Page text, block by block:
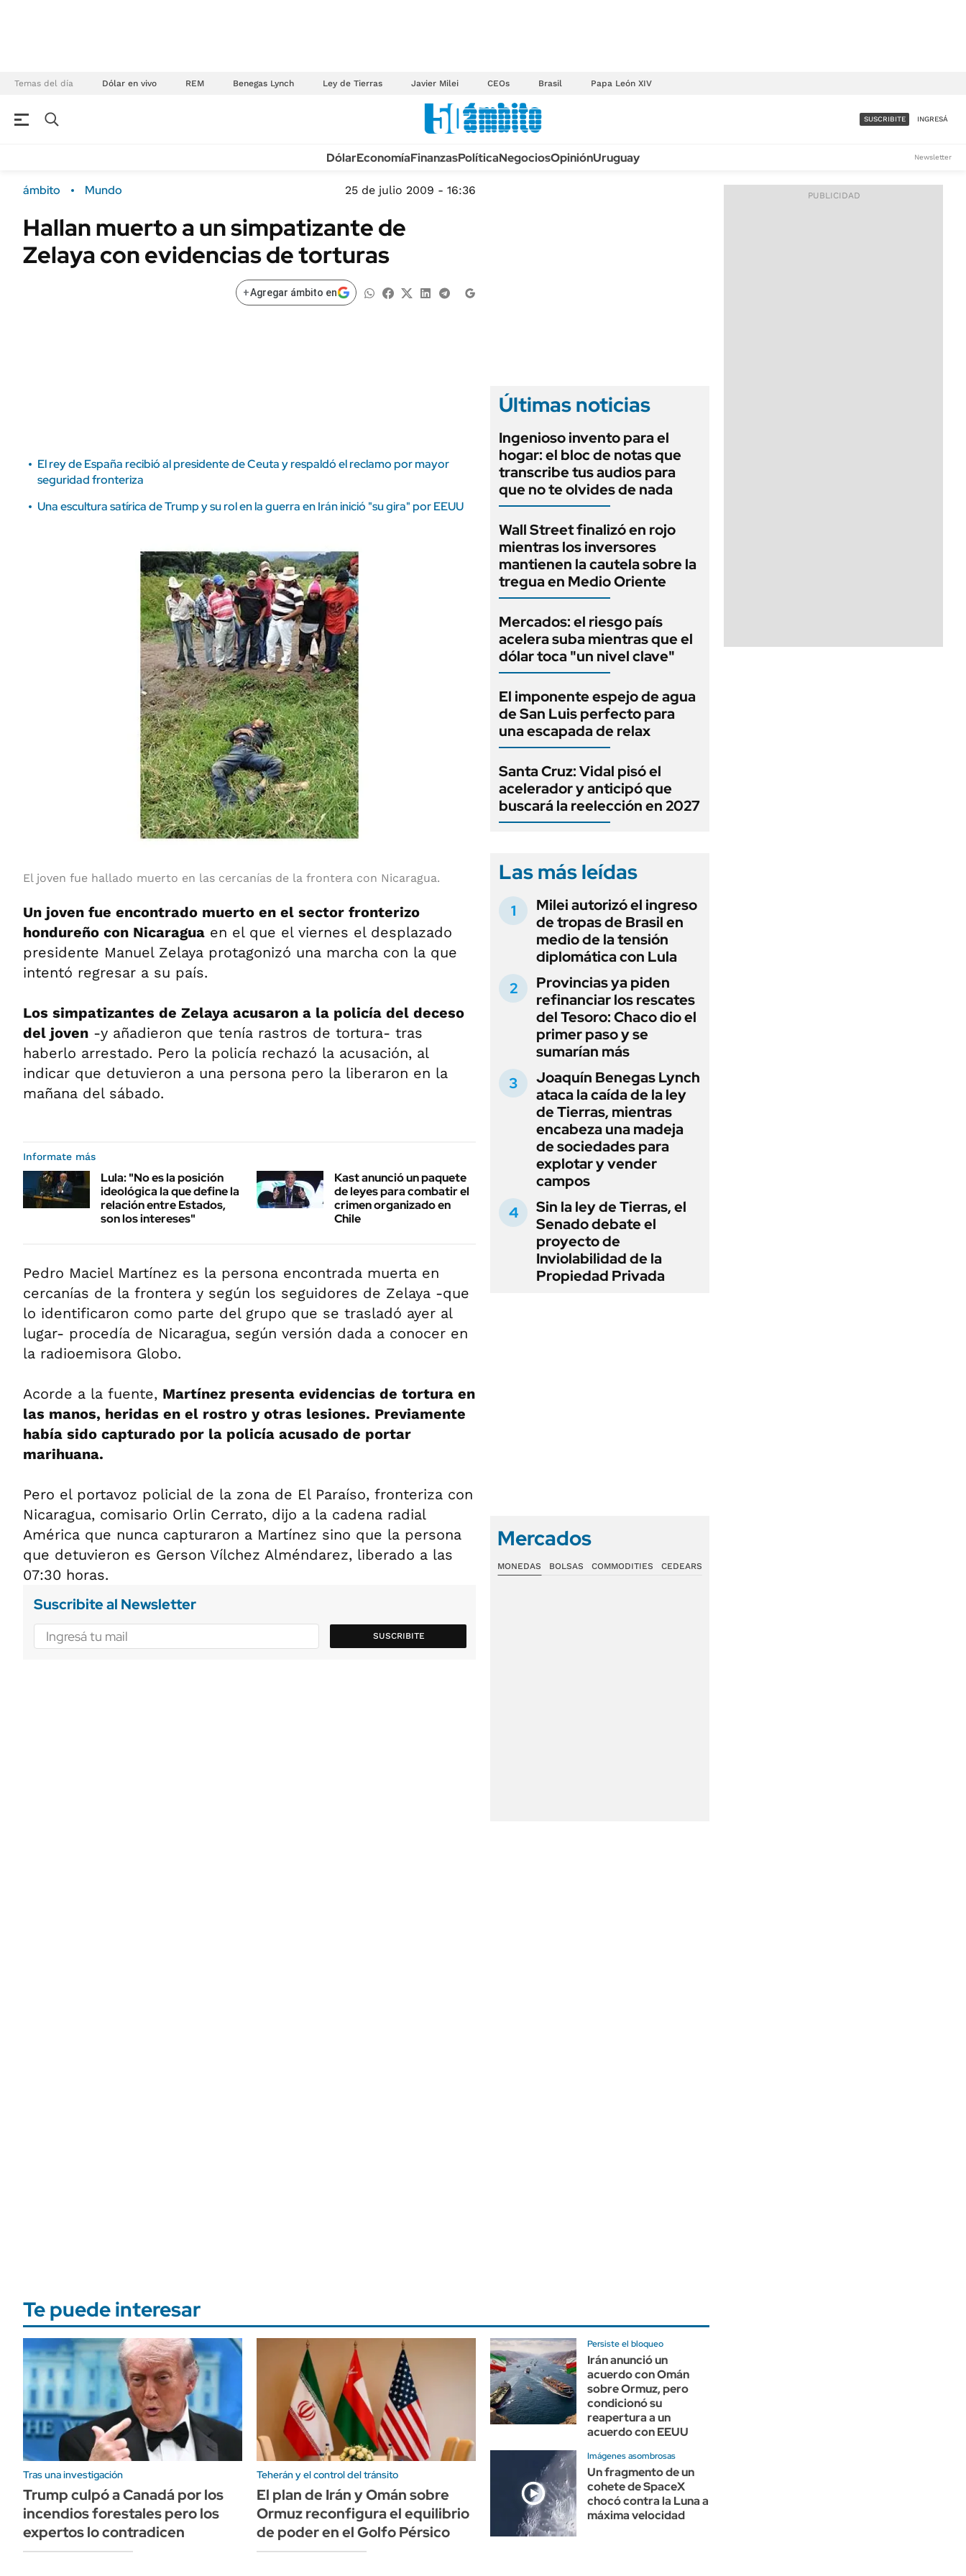
Temas del día Dólar en vivo REM Benegas Lynch Ley de Tierras Javier Milei CEOs Brasil Papa León XIV
Campo
FINANZAS
Sustentabilidad
Seguros
POLÍTICA
TECNOLOGÍA
MÉXICO
MUNDO
INFORMACIÓN GENERAL
ACCESO FULL - $1.800/MES
SUSCRIBITE INGRESÁ
DólarEconomíaFinanzasPolíticaNegociosOpiniónUruguay Newsletter
ámbito Mundo 25 de julio 2009 - 16:36
Hallan muerto a un simpatizante de
Zelaya con evidencias de torturas
+Agregar ámbito en
El rey de España recibió al presidente de Ceuta y respaldó el reclamo por mayor
seguridad fronteriza
Una escultura satírica de Trump y su rol en la guerra en Irán inició "su gira" por EEUU
El joven fue hallado muerto en las cercanías de la frontera con Nicaragua.
Un joven fue encontrado muerto en el sector fronterizo
hondureño con Nicaragua en el que el viernes el desplazado
presidente Manuel Zelaya protagonizó una marcha con la que
intentó regresar a su país.
Los simpatizantes de Zelaya acusaron a la policía del deceso
del joven -y añadieron que tenía rastros de tortura- tras
haberlo arrestado. Pero la policía rechazó la acusación, al
indicar que detuvieron a una persona pero la liberaron en la
mañana del sábado.
Informate más
Lula: "No es la posición
ideológica la que define la
relación entre Estados,
son los intereses"
Kast anunció un paquete
de leyes para combatir el
crimen organizado en
Chile
Pedro Maciel Martínez es la persona encontrada muerta en
cercanías de la frontera y según los seguidores de Zelaya -que
lo identificaron como parte del grupo que se trasladó ayer al
lugar- procedía de Nicaragua, según versión dada a conocer en
la radioemisora Globo.
Acorde a la fuente, Martínez presenta evidencias de tortura en
las manos, heridas en el rostro y otras lesiones. Previamente
había sido capturado por la policía acusado de portar
marihuana.
Pero el portavoz policial de la zona de El Paraíso, fronteriza con
Nicaragua, comisario Orlin Cerrato, dijo a la cadena radial
América que nunca capturaron a Martínez sino que la persona
que detuvieron es Gerson Vílchez Alméndarez, liberado a las
07:30 horas.
Suscribite al Newsletter
SUSCRIBITE
Últimas noticias
Ingenioso invento para el
hogar: el bloc de notas que
transcribe tus audios para
que no te olvides de nada
Wall Street finalizó en rojo
mientras los inversores
mantienen la cautela sobre la
tregua en Medio Oriente
Mercados: el riesgo país
acelera suba mientras que el
dólar toca "un nivel clave"
El imponente espejo de agua
de San Luis perfecto para
una escapada de relax
Santa Cruz: Vidal pisó el
acelerador y anticipó que
buscará la reelección en 2027
Las más leídas
Milei autorizó el ingreso
de tropas de Brasil en
medio de la tensión
diplomática con Lula
Provincias ya piden
refinanciar los rescates
del Tesoro: Chaco dio el
primer paso y se
sumarían más
Joaquín Benegas Lynch
ataca la caída de la ley
de Tierras, mientras
encabeza una madeja
de sociedades para
explotar y vender
campos
Sin la ley de Tierras, el
Senado debate el
proyecto de
Inviolabilidad de la
Propiedad Privada
Mercados
MONEDAS BOLSAS COMMODITIES CEDEARS
Te puede interesar
Tras una investigación
Trump culpó a Canadá por los
incendios forestales pero los
expertos lo contradicen
Teherán y el control del tránsito
El plan de Irán y Omán sobre
Ormuz reconfigura el equilibrio
de poder en el Golfo Pérsico
Persiste el bloqueo
Irán anunció un
acuerdo con Omán
sobre Ormuz, pero
condicionó su
reapertura a un
acuerdo con EEUU
Imágenes asombrosas
Un fragmento de un
cohete de SpaceX
chocó contra la Luna a
máxima velocidad